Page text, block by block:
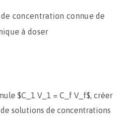
concentration connue de
à doser
$C_1 V_1 = C_f V_f$, créer
solutions de concentrations